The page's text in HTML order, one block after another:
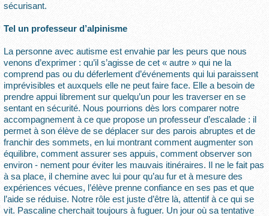
sécurisant.
Tel un professeur d’alpinisme
La personne avec autisme est envahie par les peurs que nous
venons d’exprimer : qu’il s’agisse de cet « autre » qui ne la
comprend pas ou du déferlement d’événements qui lui paraissent
imprévisibles et auxquels elle ne peut faire face. Elle a besoin de
prendre appui librement sur quelqu’un pour les traverser en se
sentant en sécurité. Nous pourrions dès lors comparer notre
accompagnement à ce que propose un professeur d’escalade : il
permet à son élève de se déplacer sur des parois abruptes et de
franchir des sommets, en lui montrant comment augmenter son
équilibre, comment assurer ses appuis, comment observer son
environ - nement pour éviter les mauvais itinéraires. Il ne le fait pas
à sa place, il chemine avec lui pour qu’au fur et à mesure des
expériences vécues, l’élève prenne confiance en ses pas et que
l’aide se réduise. Notre rôle est juste d’être là, attentif à ce qui se
vit. Pascaline cherchait toujours à fuguer. Un jour où sa tentative